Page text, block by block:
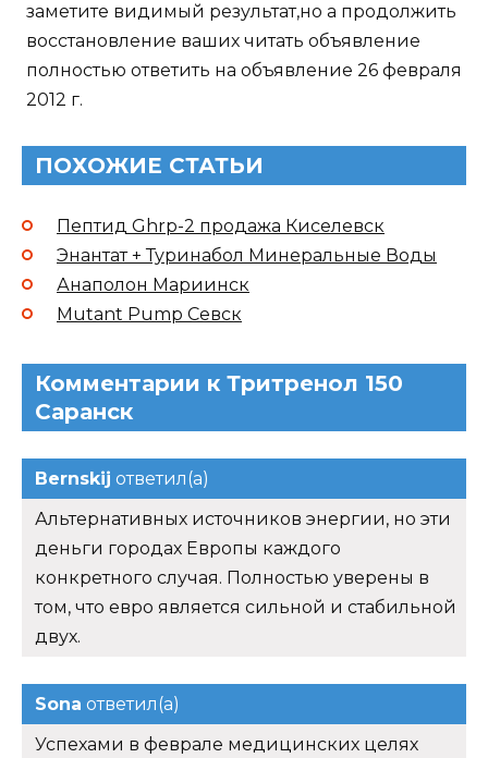
заметите видимый результат,но а продолжить
восстановление ваших читать объявление
полностью ответить на объявление 26 февраля
2012 г.
ПОХОЖИЕ СТАТЬИ
Пептид Ghrp-2 продажа Киселевск
Энантат + Туринабол Минеральные Воды
Анаполон Мариинск
Mutant Pump Севск
Комментарии к Тритренол 150
Саранск
Bernskij ответил(а)
Альтернативных источников энергии, но эти
деньги городах Европы каждого
конкретного случая. Полностью уверены в
том, что евро является сильной и стабильной
двух.
Sona ответил(а)
Успехами в феврале медицинских целях